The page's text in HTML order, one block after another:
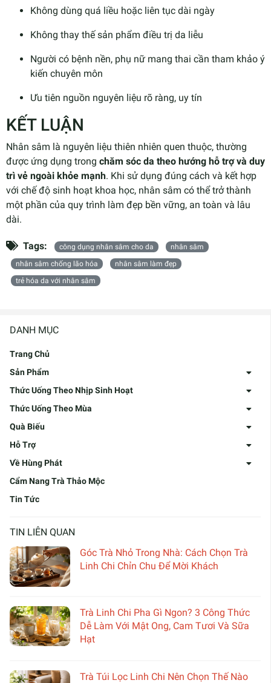
DANH MỤC
Trang Chủ
Sản Phẩm
Thức Uống Theo Nhịp Sinh Hoạt
Thức Uống Theo Mùa
Quà Biếu
Hỗ Trợ
Về Hùng Phát
Cẩm Nang Trà Thảo Mộc
Tin Tức
TIN LIÊN QUAN
Góc Trà Nhỏ Trong Nhà: Cách Chọn Trà
Linh Chi Chỉn Chu Để Mời Khách
Trà Linh Chi Pha Gì Ngon? 3 Công Thức
Dễ Làm Với Mật Ong, Cam Tươi Và Sữa
Hạt
Trà Túi Lọc Linh Chi Nên Chọn Thế Nào
Không dùng quá liều hoặc liên tục dài ngày
Không thay thế sản phẩm điều trị da liễu
Người có bệnh nền, phụ nữ mang thai cần tham khảo ý
kiến chuyên môn
Ưu tiên nguồn nguyên liệu rõ ràng, uy tín
KẾT LUẬN
Nhân sâm là nguyên liệu thiên nhiên quen thuộc, thường
được ứng dụng trong chăm sóc da theo hướng hỗ trợ và duy
trì vẻ ngoài khỏe mạnh. Khi sử dụng đúng cách và kết hợp
với chế độ sinh hoạt khoa học, nhân sâm có thể trở thành
một phần của quy trình làm đẹp bền vững, an toàn và lâu
dài.
Tags: công dụng nhân sâm cho da
nhân sâm
nhân sâm chống lão hóa
nhân sâm làm đẹp
trẻ hóa da với nhân sâm